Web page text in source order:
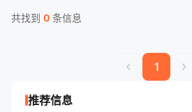
共找到 0 条信息
chevron_left 1 chevron_right
推荐信息